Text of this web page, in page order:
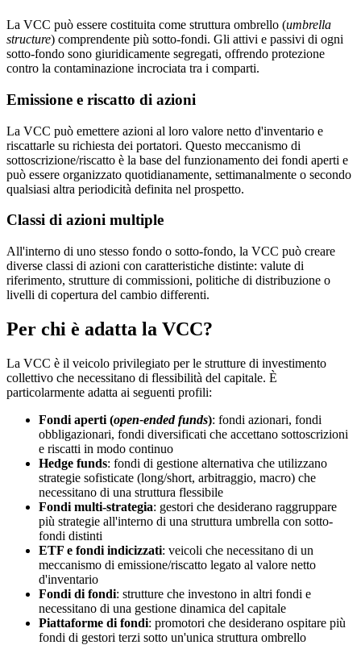
La VCC può essere costituita come struttura ombrello (umbrella
structure) comprendente più sotto-fondi. Gli attivi e passivi di ogni
sotto-fondo sono giuridicamente segregati, offrendo protezione
contro la contaminazione incrociata tra i comparti.
Emissione e riscatto di azioni
La VCC può emettere azioni al loro valore netto d'inventario e
riscattarle su richiesta dei portatori. Questo meccanismo di
sottoscrizione/riscatto è la base del funzionamento dei fondi aperti e
può essere organizzato quotidianamente, settimanalmente o secondo
qualsiasi altra periodicità definita nel prospetto.
Classi di azioni multiple
All'interno di uno stesso fondo o sotto-fondo, la VCC può creare
diverse classi di azioni con caratteristiche distinte: valute di
riferimento, strutture di commissioni, politiche di distribuzione o
livelli di copertura del cambio differenti.
Per chi è adatta la VCC?
La VCC è il veicolo privilegiato per le strutture di investimento
collettivo che necessitano di flessibilità del capitale. È
particolarmente adatta ai seguenti profili:
Fondi aperti (open-ended funds): fondi azionari, fondi
obbligazionari, fondi diversificati che accettano sottoscrizioni
e riscatti in modo continuo
Hedge funds: fondi di gestione alternativa che utilizzano
strategie sofisticate (long/short, arbitraggio, macro) che
necessitano di una struttura flessibile
Fondi multi-strategia: gestori che desiderano raggruppare
più strategie all'interno di una struttura umbrella con sotto-
fondi distinti
ETF e fondi indicizzati: veicoli che necessitano di un
meccanismo di emissione/riscatto legato al valore netto
d'inventario
Fondi di fondi: strutture che investono in altri fondi e
necessitano di una gestione dinamica del capitale
Piattaforme di fondi: promotori che desiderano ospitare più
fondi di gestori terzi sotto un'unica struttura ombrello